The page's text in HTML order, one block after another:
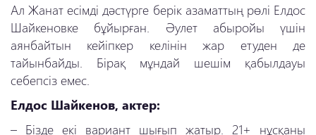
Ал Жанат есімді дәстүрге берік азаматтың рөлі Елдос
Шайкеновке бұйырған. Әулет абыройы үшін
аянбайтын кейіпкер
келінін жар етуден де
тайынбайды. Бірақ мұндай шешім қабылдауы
себепсіз емес.
Елдос Шайкенов, актер:
– Бізде екі вариант шығып жатыр. 21+ нұсқаны